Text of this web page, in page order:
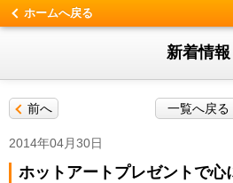
ホームへ戻る
新着情報
前へ 一覧へ戻る
2014年04月30日
ホットアートプレゼントで心